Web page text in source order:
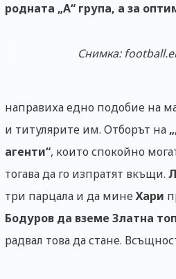
родната „А“ група, а за
Снимка:
направиха едно подобие на
и титулярите им. Отборът на
агенти“, които спокойно
тогава да го изпратят вкъщи.
три парцала и да минеХари
Бодуров да вземе Златна
радвал това да стане.